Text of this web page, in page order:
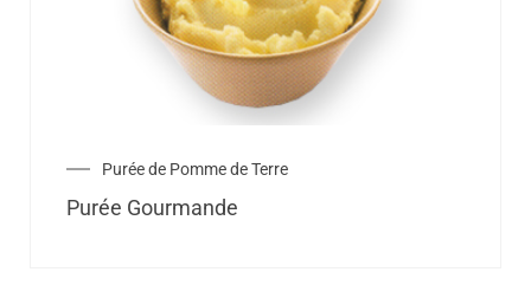
Purée de Pomme de Terre
Purée Gourmande